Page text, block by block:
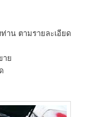
าน ตามรายละเอียด
ย